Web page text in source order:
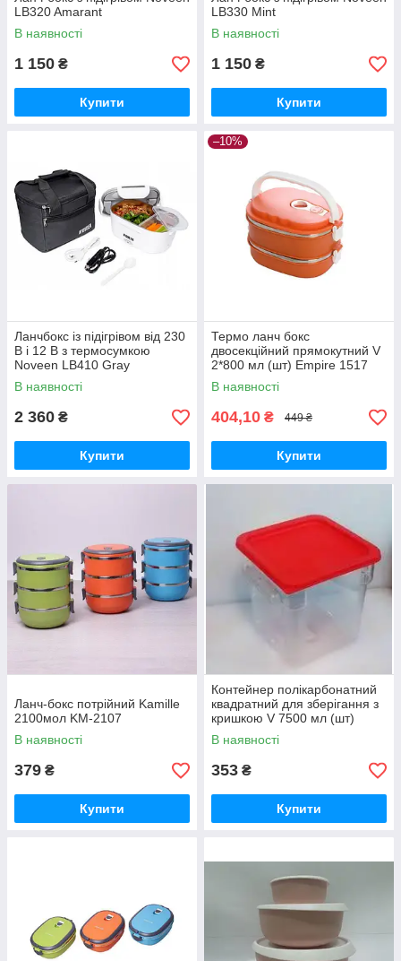
LB320 Amarant
В наявності
1 150 ₴
Купити
LB330 Mint
В наявності
1 150 ₴
Купити
Ланчбокс із підігрівом від 230
В і 12 В з термосумкою
Noveen LB410 Gray
В наявності
2 360 ₴
Купити
–10%
Термо ланч бокс
двосекційний прямокутний V
2*800 мл (шт) Empire 1517
В наявності
404,10 ₴ 449 ₴
Купити
Ланч-бокс потрійний Kamille
2100мол KM-2107
В наявності
379 ₴
Купити
Контейнер полікарбонатний
квадратний для зберігання з
кришкою V 7500 мл (шт)
Empire 2829
В наявності
353 ₴
Купити